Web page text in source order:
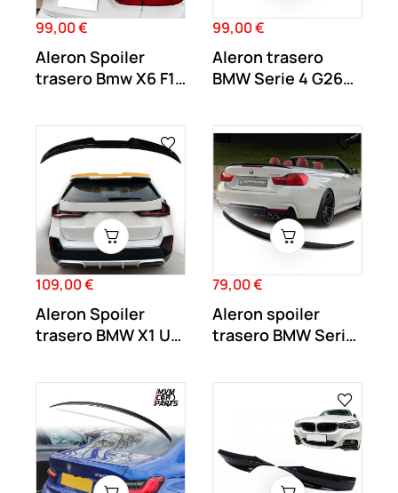
Precio
99,00 €
Aleron Spoiler
trasero Bmw X6 F16
Precio
99,00 €
Aleron trasero
BMW Serie 4 G26
Negro...
Precio
109,00 €
Aleron Spoiler
trasero BMW X1 U11
Precio
79,00 €
Aleron spoiler
trasero BMW Serie